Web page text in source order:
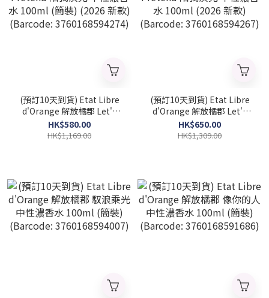
(預訂10天到貨) Etat Libre
d'Orange 解放橘郡 Let's
Pretend 陪我演完 中性濃香
水 100ml (簡裝) (2026 新款)
HK$580.00
HK$1,169.00
(預訂10天到貨) Etat Libre
d'Orange 解放橘郡 Let's
Pretend 陪我演完 中性濃香
水 100ml (2026 新款)
HK$650.00
HK$1,309.00